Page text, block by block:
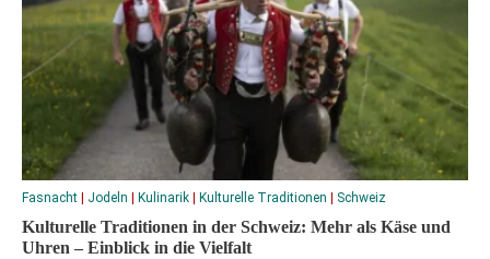
Fasnacht Jodeln Kulinarik Kulturelle Traditionen Schweiz
Kulturelle Traditionen in der Schweiz: Mehr als Käse und
Uhren – Einblick in die Vielfalt